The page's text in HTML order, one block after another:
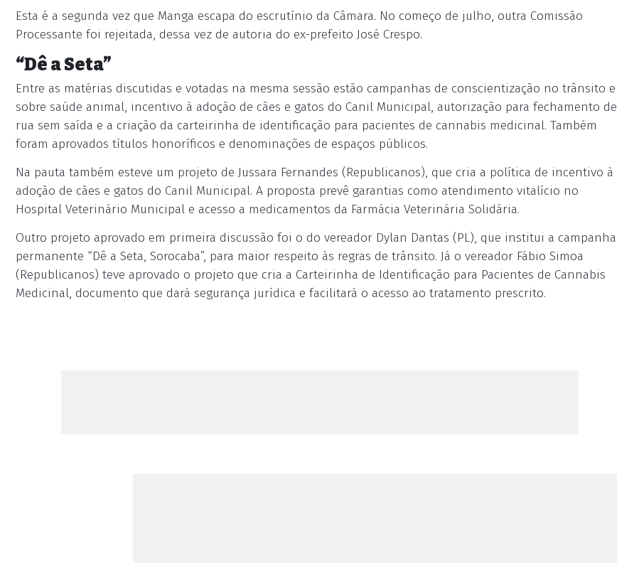
Esta é a segunda vez que Manga escapa do escrutínio da Câmara. No começo de julho, outra Comissão
Processante foi rejeitada, dessa vez de autoria do ex-prefeito José Crespo.
“Dê a Seta”
Entre as matérias discutidas e votadas na mesma sessão estão campanhas de conscientização no trânsito e
sobre saúde animal, incentivo à adoção de cães e gatos do Canil Municipal, autorização para fechamento de
rua sem saída e a criação da carteirinha de identificação para pacientes de cannabis medicinal. Também
foram aprovados títulos honoríficos e denominações de espaços públicos.
Na pauta também esteve um projeto de Jussara Fernandes (Republicanos), que cria a política de incentivo à
adoção de cães e gatos do Canil Municipal. A proposta prevê garantias como atendimento vitalício no
Hospital Veterinário Municipal e acesso a medicamentos da Farmácia Veterinária Solidária.
Outro projeto aprovado em primeira discussão foi o do vereador Dylan Dantas (PL), que institui a campanha
permanente “Dê a Seta, Sorocaba”, para maior respeito às regras de trânsito. Já o vereador Fábio Simoa
(Republicanos) teve aprovado o projeto que cria a Carteirinha de Identificação para Pacientes de Cannabis
Medicinal, documento que dará segurança jurídica e facilitará o acesso ao tratamento prescrito.